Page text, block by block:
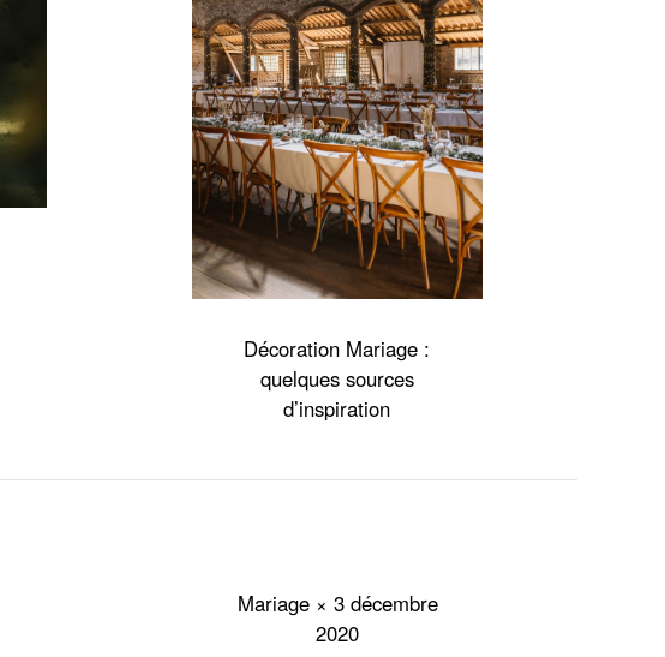
Décoration Mariage :
quelques sources
d’inspiration
Mariage × 3 décembre
2020
Professionnels